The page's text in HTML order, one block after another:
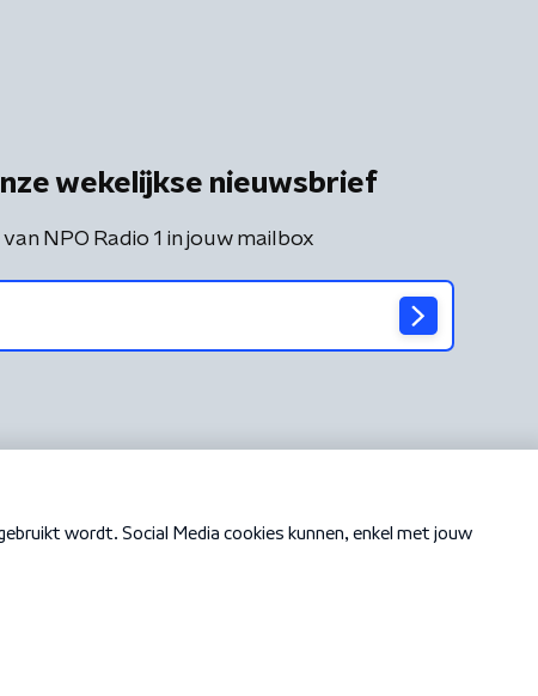
wekelijkse nieuwsbrief
NPO Radio 1 in jouw mailbox